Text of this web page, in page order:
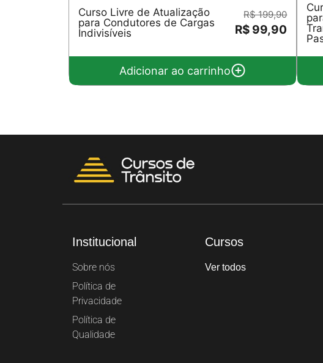
Curso Livre de Atualização
para Condutores de Cargas
Indivisíveis
R$ 199,90
R$ 99,90
Adicionar ao carrinho
Institucional
Sobre nós
Política de
Privacidade
Política de
Qualidade
Cursos
Ver todos